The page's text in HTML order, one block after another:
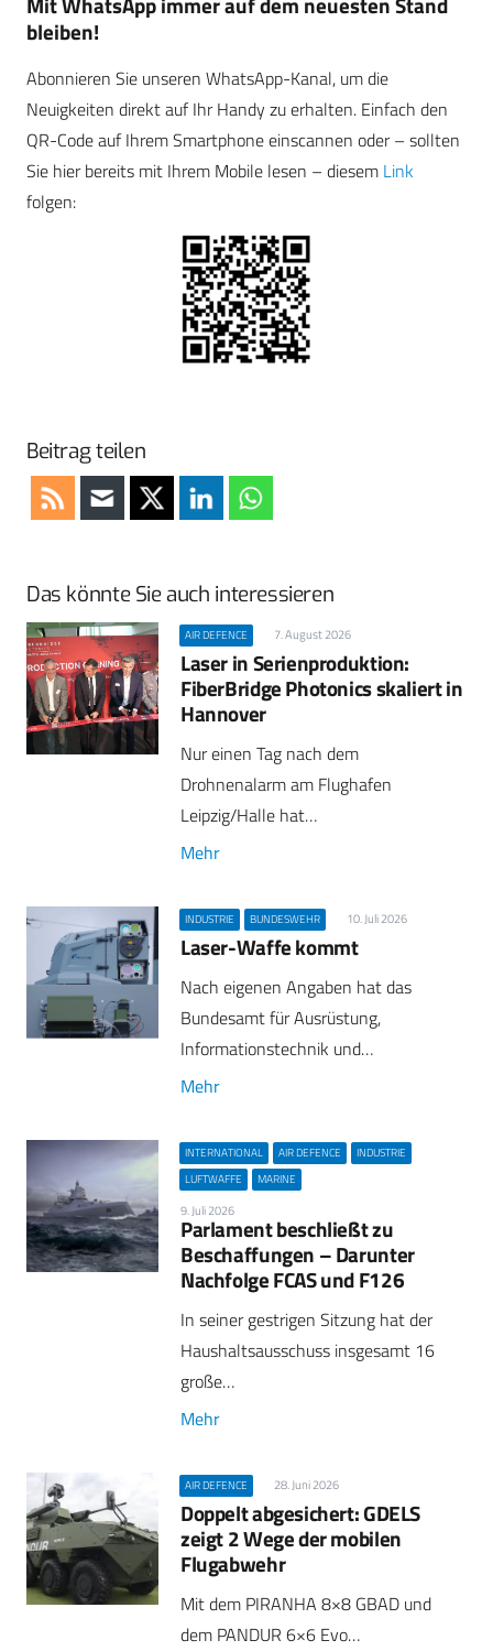
bleiben!
Abonnieren Sie unseren WhatsApp-Kanal, um die
Neuigkeiten direkt auf Ihr Handy zu erhalten. Einfach den
QR-Code auf Ihrem Smartphone einscannen oder – sollten
Sie hier bereits mit Ihrem Mobile lesen – diesem Link
folgen:
Beitrag teilen
Das könnte Sie auch interessieren
AIR DEFENCE 7. August 2026
Laser in Serienproduktion:
FiberBridge Photonics skaliert in
Hannover
Nur einen Tag nach dem
Drohnenalarm am Flughafen
Leipzig/Halle hat…
Mehr
INDUSTRIE BUNDESWEHR 10. Juli 2026
Laser-Waffe kommt
Nach eigenen Angaben hat das
Bundesamt für Ausrüstung,
Informationstechnik und…
Mehr
INTERNATIONAL AIR DEFENCE
INDUSTRIE
LUFTWAFFE
MARINE
9. Juli 2026
Parlament beschließt zu
Beschaffungen – Darunter
Nachfolge FCAS und F126
In seiner gestrigen Sitzung hat der
Haushaltsausschuss insgesamt 16
große…
Mehr
AIR DEFENCE 28. Juni 2026
Doppelt abgesichert: GDELS
zeigt 2 Wege der mobilen
Flugabwehr
Mit dem PIRANHA 8×8 GBAD und
dem PANDUR 6×6 Evo…